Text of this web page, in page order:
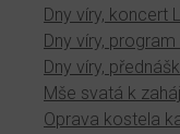
Dny víry, koncert
Dny víry,
Dny víry,
Mše svatá k
Oprava kostela